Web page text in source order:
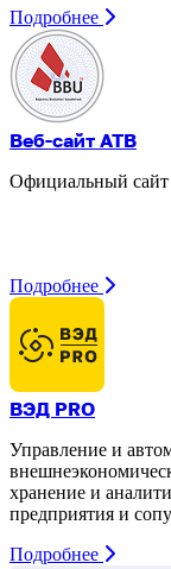
Подробнее
Веб-сайт ATB
Официальный
Подробнее
ВЭД PRO
Управление и
хранение и
предприятия и
Подробнее